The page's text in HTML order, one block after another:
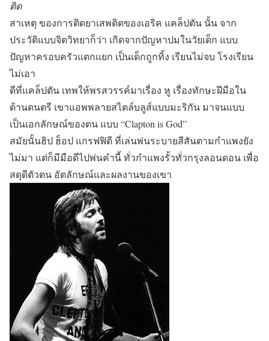
ติด
สาเหตุ ของการติดยาเสพติดของเอริค แคล็ปตัน นั้น จาก
ประวัติแบบจิตวิทยาก็ว่า เกิดจากปัญหาปมในวัยเด็ก แบบ
ปัญหาครอบครัวแตกแยก เป็นเด็กถูกทิ้ง เรียนไม่จบ โรงเรียน
ไม่เอา
ดีที่แคล็ปตัน เทพให้พรสวรรค์มาเรื่อง หู เรื่องทักษะฝีมือใน
ด้านดนตรี เขาแอพพลายสไตล์บลูส์แบบมะริกัน มาจนแบบ
เป็นเอกลักษณ์ของตน แบบ “Clapton is God”
สมัยนั้นฮิป ฮ็อป แกรฟฟิตี ที่เล่นพ่นระบายสีสันตามกำแพงยัง
ไม่มา แต่ก็มีมือดีไปพ่นคำนี้ ทั่วกำแพงรั้วทั่วกรุงลอนดอน เพื่อ
สดุดีตัวตน อัตลักษณ์และผลงานของเขา